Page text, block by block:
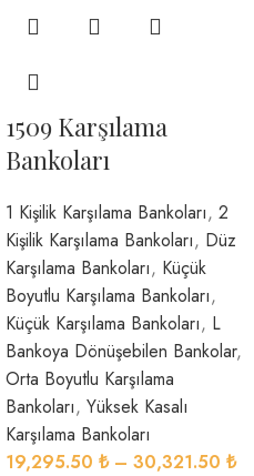
1509 Karşılama
Bankoları
1 Kişilik Karşılama Bankoları, 2
Kişilik Karşılama Bankoları, Düz
Karşılama Bankoları, Küçük
Boyutlu Karşılama Bankoları,
Küçük Karşılama Bankoları, L
Bankoya Dönüşebilen Bankolar,
Orta Boyutlu Karşılama
Bankoları, Yüksek Kasalı
Karşılama Bankoları
19,295.50 ₺ – 30,321.50 ₺